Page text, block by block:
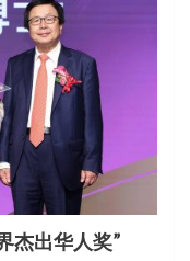
杰出华人奖”